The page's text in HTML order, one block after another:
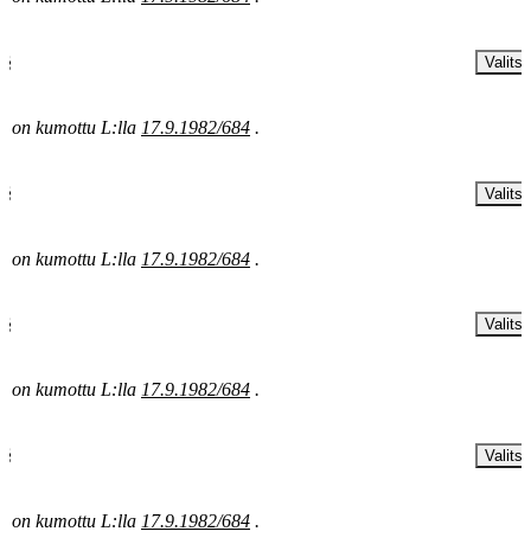
on kumottu L:lla 17.9.1982/684 .
on kumottu L:lla 17.9.1982/684 .
on kumottu L:lla 17.9.1982/684 .
on kumottu L:lla 17.9.1982/684 .